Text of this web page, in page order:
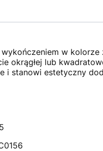
w
okrągłej lub
i stanowi estetyczny